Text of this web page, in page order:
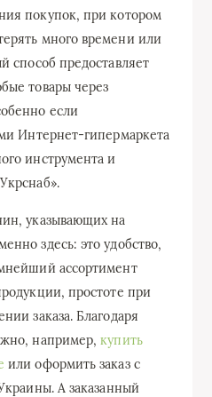
покупок, при котором
много времени или
способ предоставляет
товары через
если
Интернет-гипермаркета
инструмента и
указывающих на
здесь: это удобство,
ассортимент
простоте при
заказа. Благодаря
например,купить
или оформить заказ с
А заказанный